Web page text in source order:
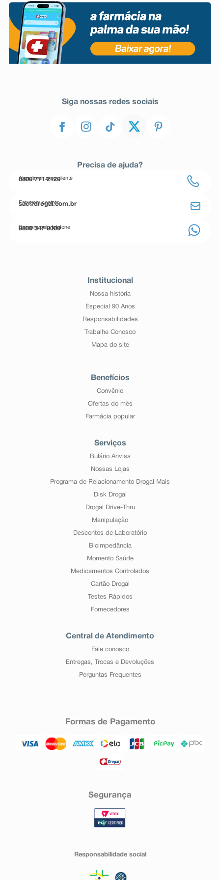
Siga nossas redes sociais
Precisa de ajuda?
Atendimento ao cliente
0800 771 2120
Entre em contato
sac@drogal.com.br
Compre pelo telefone
0800 347 0000
Institucional
Nossa história
Especial 90 Anos
Responsabilidades
Trabalhe Conosco
Mapa do site
Benefícios
Convênio
Ofertas do mês
Farmácia popular
Serviços
Bulário Anvisa
Nossas Lojas
Programa de Relacionamento Drogal Mais
Disk Drogal
Drogal Drive-Thru
Manipulação
Descontos de Laboratório
Bioimpedância
Momento Saúde
Medicamentos Controlados
Cartão Drogal
Testes Rápidos
Fornecedores
Central de Atendimento
Fale conosco
Entregas, Trocas e Devoluções
Perguntas Frequentes
Formas de Pagamento
Segurança
Responsabilidade social